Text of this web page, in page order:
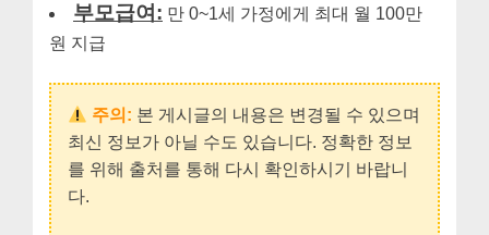
부모급여: 만 0~1세 가정에게 최대 월 100만
원 지급
주의: 본 게시글의 내용은 변경될 수 있으며
최신 정보가 아닐 수도 있습니다. 정확한 정보
를 위해 출처를 통해 다시 확인하시기 바랍니
다.